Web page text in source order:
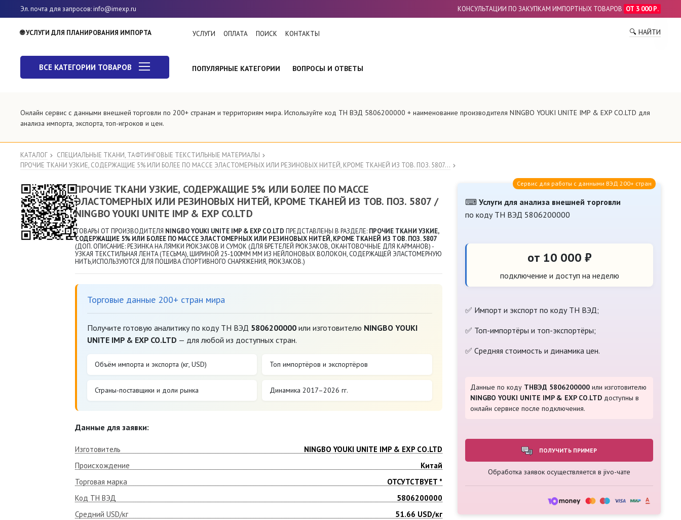
Эл. почта для запросов: info@imexp.ru КОНСУЛЬТАЦИИ ПО ЗАКУПКАМ ИМПОРТНЫХ ТОВАРОВ ОТ 3 000 Р.
🌐 УСЛУГИ ДЛЯ ПЛАНИРОВАНИЯ ИМПОРТА УСЛУГИ ОПЛАТА ПОИСК КОНТАКТЫ 🔍 НАЙТИ
ВСЕ КАТЕГОРИИ ТОВАРОВ ПОПУЛЯРНЫЕ КАТЕГОРИИ ВОПРОСЫ И ОТВЕТЫ
Онлайн сервис с данными внешней торговли по 200+ странам и территориям мира. Используйте код ТН ВЭД 5806200000 + наименование производителя NINGBO YOUKI UNITE IMP & EXP CO.LTD для
анализа импорта, экспорта, топ-игроков и цен.
КАТАЛОГ
СПЕЦИАЛЬНЫЕ ТКАНИ, ТАФТИНГОВЫЕ ТЕКСТИЛЬНЫЕ МАТЕРИАЛЫ
ПРОЧИЕ ТКАНИ УЗКИЕ, СОДЕРЖАЩИЕ 5% ИЛИ БОЛЕЕ ПО МАССЕ ЭЛАСТОМЕРНЫХ ИЛИ РЕЗИНОВЫХ НИТЕЙ, КРОМЕ ТКАНЕЙ ИЗ ТОВ. ПОЗ. 5807...
ПРОЧИЕ ТКАНИ УЗКИЕ, СОДЕРЖАЩИЕ 5% ИЛИ БОЛЕЕ ПО МАССЕ
ЭЛАСТОМЕРНЫХ ИЛИ РЕЗИНОВЫХ НИТЕЙ, КРОМЕ ТКАНЕЙ ИЗ ТОВ. ПОЗ. 5807 /
NINGBO YOUKI UNITE IMP & EXP CO.LTD
ТОВАРЫ ОТ ПРОИЗВОДИТЕЛЯ NINGBO YOUKI UNITE IMP & EXP CO.LTD ПРЕДСТАВЛЕНЫ В РАЗДЕЛЕ: ПРОЧИЕ ТКАНИ УЗКИЕ,
СОДЕРЖАЩИЕ 5% ИЛИ БОЛЕЕ ПО МАССЕ ЭЛАСТОМЕРНЫХ ИЛИ РЕЗИНОВЫХ НИТЕЙ, КРОМЕ ТКАНЕЙ ИЗ ТОВ. ПОЗ. 5807
(ДОП. ОПИСАНИЕ: РЕЗИНКА НА ЛЯМКИ РЮКЗАКОВ И СУМОК (ДЛЯ БРЕТЕЛЕЙ РЮКЗАКОВ, ОКАНТОВОЧНЫЕ ДЛЯ КАРМАНОВ) -
УЗКАЯ ТЕКСТИЛЬНАЯ ЛЕНТА (ТЕСЬМА), ШИРИНОЙ 25-100ММ ММ ИЗ HЕЙЛОНОВЫХ ВОЛОКОН, СОДЕРЖАЩЕЙ ЭЛАСТОМЕРНУЮ
НИТЬ,ИСПОЛЬЗУЮТСЯ ДЛЯ ПОШИВА СПОРТИВНОГО СНАРЯЖЕНИЯ, РЮКЗАКОВ.)
Торговые данные 200+ стран мира
Получите готовую аналитику по коду ТН ВЭД 5806200000или изготовителю NINGBO YOUKI
UNITE IMP & EXP CO.LTD — для любой из доступных стран.
Объём импорта и экспорта (кг, USD) Топ импортёров и экспортёров
Страны-поставщики и доли рынка Динамика 2017–2026 гг.
Данные для заявки:
Изготовитель
NINGBO YOUKI UNITE IMP & EXP CO.LTD
Происхождение
Китай
Торговая марка
ОТСУТСТВУЕТ *
Код ТН ВЭД
5806200000
Средний USD/кг
51.66 USD/кг
⌨ Услуги для анализа внешней торговли
по коду ТН ВЭД 5806200000
Сервис для работы с данными ВЭД 200+ стран
от 10 000 ₽
подключение и доступ на неделю
✅ Импорт и экспорт по коду ТН ВЭД;
✅ Топ-импортёры и топ-экспортёры;
✅ Средняя стоимость и динамика цен.
Данные по коду ТНВЭД 5806200000или изготовителю
NINGBO YOUKI UNITE IMP & EXP CO.LTDдоступны в
онлайн сервисе после подключения.
ПОЛУЧИТЬ ПРИМЕР
Обработка заявок осуществляется в jivo-чате